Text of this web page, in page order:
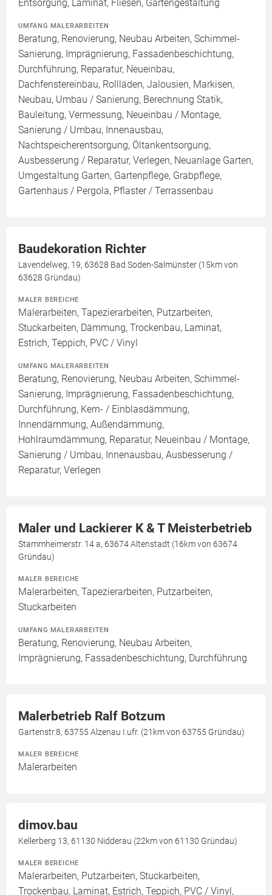
Entsorgung, Laminat, Fliesen, Gartengestaltung
UMFANG MALERARBEITEN
Beratung, Renovierung, Neubau Arbeiten, Schimmel-
Sanierung, Imprägnierung, Fassadenbeschichtung,
Durchführung, Reparatur, Neueinbau,
Dachfenstereinbau, Rollläden, Jalousien, Markisen,
Neubau, Umbau / Sanierung, Berechnung Statik,
Bauleitung, Vermessung, Neueinbau / Montage,
Sanierung / Umbau, Innenausbau,
Nachtspeicherentsorgung, Öltankentsorgung,
Ausbesserung / Reparatur, Verlegen, Neuanlage Garten,
Umgestaltung Garten, Gartenpflege, Grabpflege,
Gartenhaus / Pergola, Pflaster / Terrassenbau
Baudekoration Richter
Lavendelweg, 19, 63628 Bad Soden-Salmünster (15km von
63628 Gründau)
MALER BEREICHE
Malerarbeiten, Tapezierarbeiten, Putzarbeiten,
Stuckarbeiten, Dämmung, Trockenbau, Laminat,
Estrich, Teppich, PVC / Vinyl
UMFANG MALERARBEITEN
Beratung, Renovierung, Neubau Arbeiten, Schimmel-
Sanierung, Imprägnierung, Fassadenbeschichtung,
Durchführung, Kern- / Einblasdämmung,
Innendämmung, Außendämmung,
Hohlraumdämmung, Reparatur, Neueinbau / Montage,
Sanierung / Umbau, Innenausbau, Ausbesserung /
Reparatur, Verlegen
Maler und Lackierer K & T Meisterbetrieb
Stammheimerstr. 14 a, 63674 Altenstadt (16km von 63674
Gründau)
MALER BEREICHE
Malerarbeiten, Tapezierarbeiten, Putzarbeiten,
Stuckarbeiten
UMFANG MALERARBEITEN
Beratung, Renovierung, Neubau Arbeiten,
Imprägnierung, Fassadenbeschichtung, Durchführung
Malerbetrieb Ralf Botzum
Gartenstr.8, 63755 Alzenau I.ufr. (21km von 63755 Gründau)
MALER BEREICHE
Malerarbeiten
dimov.bau
Kellerberg 13, 61130 Nidderau (22km von 61130 Gründau)
MALER BEREICHE
Malerarbeiten, Putzarbeiten, Stuckarbeiten,
Trockenbau, Laminat, Estrich, Teppich, PVC / Vinyl,